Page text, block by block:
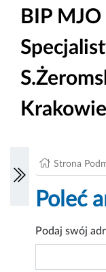
BIP MJO
Krakowie
Strona
Poleć
Podaj swój